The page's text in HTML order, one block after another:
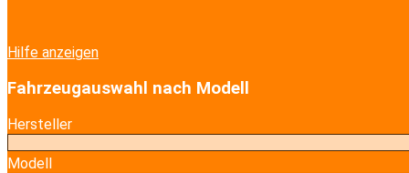
Hilfe anzeigen
Fahrzeugauswahl nach Modell
Hersteller
Modell